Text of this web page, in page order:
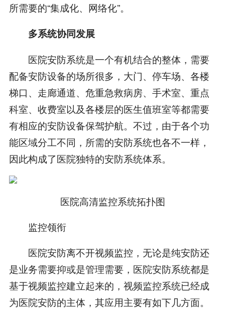
所需要的“集成化、网络化”。
多系统协同发展
医院安防系统是一个有机结合的整体，需要
配备安防设备的场所很多，大门、停车场、各楼
梯口、走廊通道、危重急救病房、手术室、重点
科室、收费室以及各楼层的医生值班室等都需要
有相应的安防设备保驾护航。不过，由于各个功
能区域分工不同，所需的安防系统也各不一样，
因此构成了医院独特的安防系统体系。
医院高清监控系统拓扑图
监控领衔
医院安防离不开视频监控，无论是纯安防还
是业务需要抑或是管理需要，医院安防系统都是
基于视频监控建立起来的，视频监控系统已经成
为医院安防的主体，其应用主要有如下几方面。